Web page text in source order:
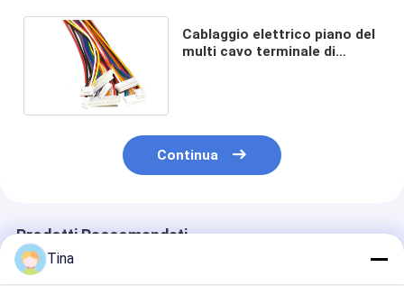
Cablaggio elettrico piano del
multi cavo terminale di
Continua
Prodotti Raccomandati
Tina